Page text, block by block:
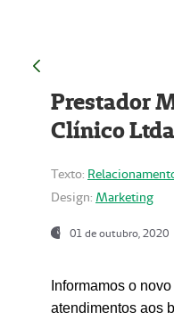
Prestador
Clínico
Texto:
Design: Marketing
01 de outubro, 2020
Informamos o
atendimentos aos